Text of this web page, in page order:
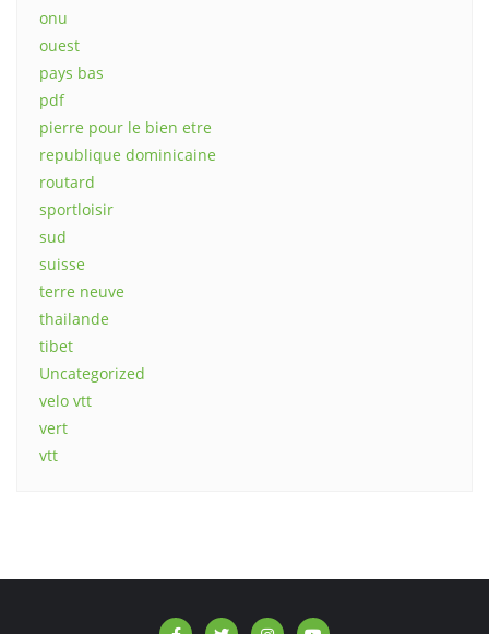
onu
ouest
pays bas
pdf
pierre pour le bien etre
republique dominicaine
routard
sportloisir
sud
suisse
terre neuve
thailande
tibet
Uncategorized
velo vtt
vert
vtt